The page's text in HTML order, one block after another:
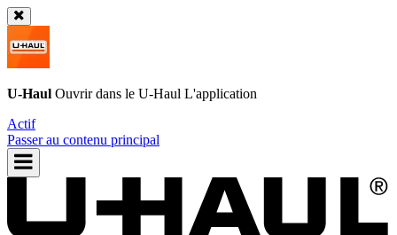
U-Haul Ouvrir dans le U-Haul L'application
Actif
Passer au contenu principal